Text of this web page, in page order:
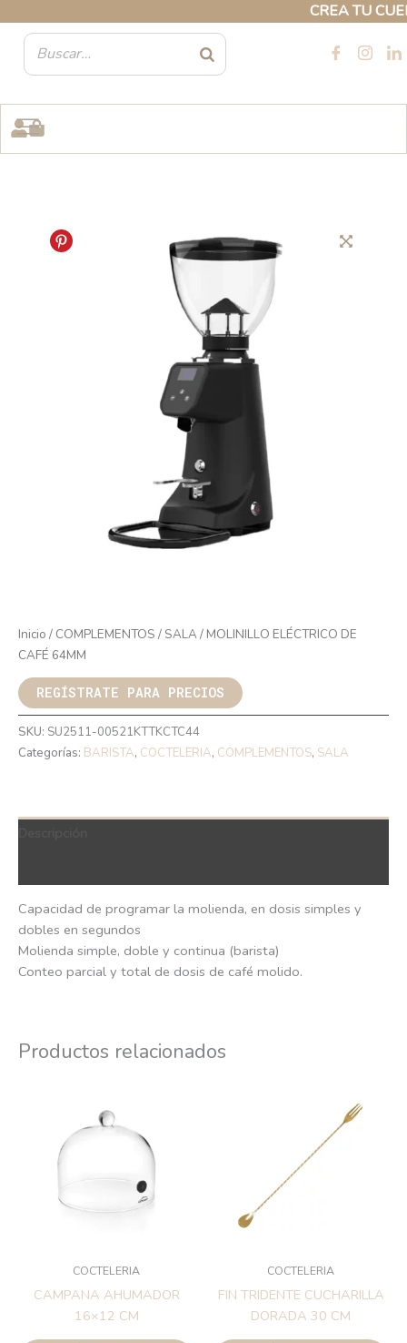
CREA TU
contenido
Inicio / COMPLEMENTOS / SALA/ MOLINILLO ELÉCTRICO DE
CAFÉ 64MM
REGÍSTRATE PARA PRECIOS
SKU: SU2511-00521KTTKCTC44
Categorías: BARISTA, COCTELERIA, COMPLEMENTOS, SALA
Capacidad de programar la molienda, en dosis simples y
dobles en segundos
Molienda simple, doble y continua (barista)
Conteo parcial y total de dosis de café molido.
Productos relacionados
COCTELERIA
CAMPANA AHUMADOR
16×12 CM
COCTELERIA
FIN TRIDENTE CUCHARILLA
DORADA 30 CM